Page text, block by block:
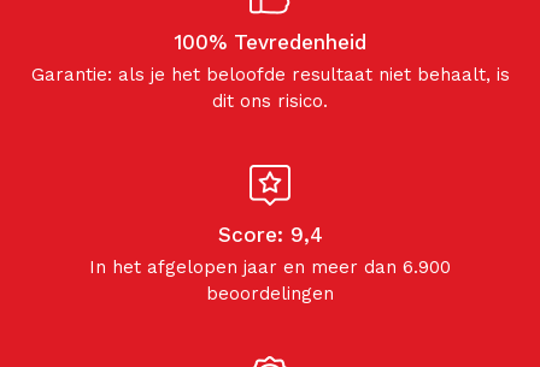
100% Tevredenheid
Garantie: als je het beloofde resultaat niet behaalt, is
dit ons risico.
Score: 9,4
In het afgelopen jaar en meer dan 6.900
beoordelingen